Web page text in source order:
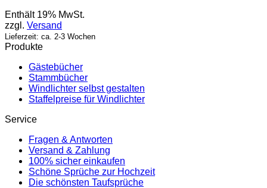
Enthält 19% MwSt.
zzgl. Versand
Lieferzeit: ca. 2-3 Wochen
Produkte
Gästebücher
Stammbücher
Windlichter selbst gestalten
Staffelpreise für Windlichter
Service
Fragen & Antworten
Versand & Zahlung
100% sicher einkaufen
Schöne Sprüche zur Hochzeit
Die schönsten Taufsprüche